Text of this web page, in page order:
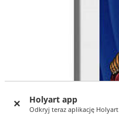
Holyart app
Odkryj teraz aplikację Holyart